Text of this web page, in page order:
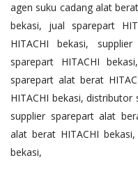
agen suku cadang alat
bekasi, jual sparepart
HITACHI bekasi,
sparepart HITACHI
sparepart alat berat
HITACHI bekasi,
supplier sparepart alat
alat berat HITACHI
bekasi,